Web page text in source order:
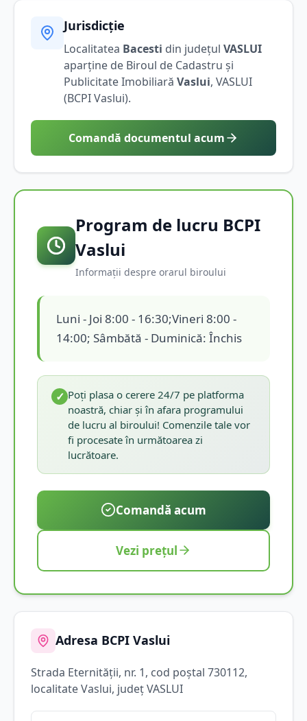
Jurisdicție
Localitatea Bacesti din județul VASLUI
aparține de Biroul de Cadastru și
Publicitate Imobiliară Vaslui, VASLUI
(BCPIVaslui).
Comandă documentul acum
Program de lucru BCPI
Vaslui
Informații despre orarul biroului
Luni - Joi 8:00 - 16:30;Vineri 8:00 -
14:00; Sâmbătă - Duminică: Închis
✓ Poți plasa o cerere 24/7 pe platforma
noastră, chiar și în afara programului
de lucru al biroului! Comenzile tale vor
fi procesate în următoarea zi
lucrătoare.
Comandă acum
Vezi prețul
Adresa BCPI Vaslui
Strada Eternităţii, nr. 1, cod poștal 730112,
localitateVaslui, județVASLUI